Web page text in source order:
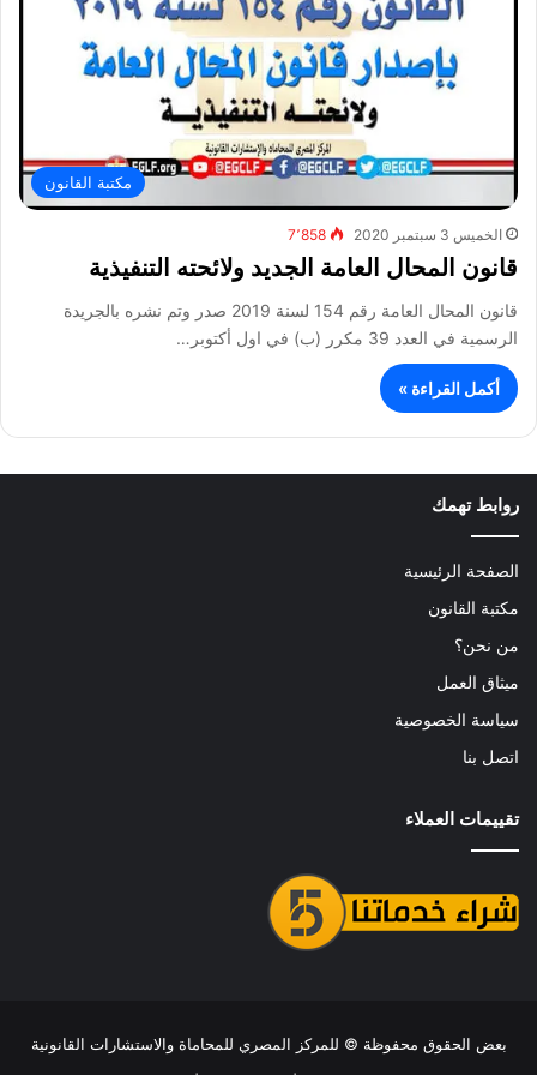
مكتبة القانون
الخميس 3 سبتمبر 2020 7٬858
قانون المحال العامة الجديد ولائحته التنفيذية
قانون المحال العامة رقم 154 لسنة 2019 صدر وتم نشره بالجريدة
الرسمية في العدد 39 مكرر (ب) في اول أكتوبر…
أكمل القراءة »
روابط تهمك
الصفحة الرئيسية
مكتبة القانون
من نحن؟
ميثاق العمل
سياسة الخصوصية
اتصل بنا
تقييمات العملاء
بعض الحقوق محفوظة © للمركز المصري للمحاماة والاستشارات القانونية